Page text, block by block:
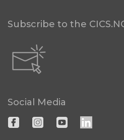
Subscribe to the
Social Media